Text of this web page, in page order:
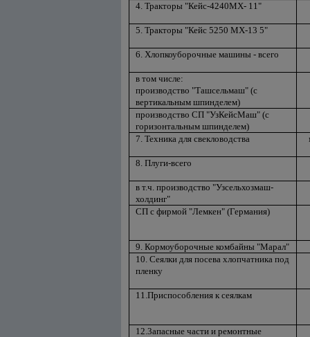
4. Тракторы "Кейс-4240МХ- 11"
5. Тракторы "Кейс 5250 МХ-13 5"
6. Хлопкоуборочные машины - всего
в том числе:
производство "Ташсельмаш" (с
вертикальным шпинделем)
производство СП "УзКейсМаш" (с
горизонтальным шпинделем)
7. Техника для свекловодства
8. Плуги-всего
в т.ч. производство "Узсельхозмаш-
холдинг"
СП с фирмой "Лемкен" (Германия)
9. Кормоуборочные комбайны "Марал"
10. Сеялки для посева хлопчатника под
пленку
11.Приспособления к сеялкам
12.3апасные части и ремонтные